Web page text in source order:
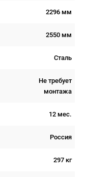
2296 мм
2550 мм
Сталь
Не требует
монтажа
12 мес.
Россия
297 кг